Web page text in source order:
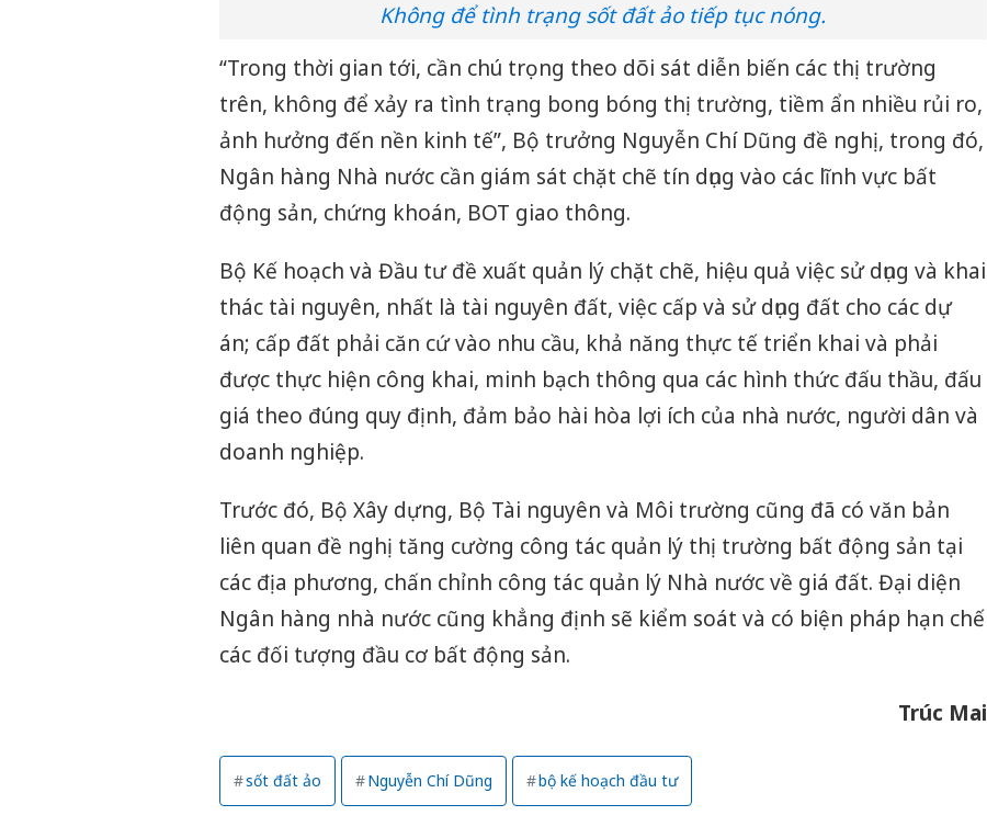
Không để tình trạng sốt đất ảo tiếp tục nóng.
“Trong thời gian tới, cần chú trọng theo dõi sát diễn biến các thị trường
trên, không để xảy ra tình trạng bong bóng thị trường, tiềm ẩn nhiều rủi ro,
ảnh hưởng đến nền kinh tế”, Bộ trưởng Nguyễn Chí Dũng đề nghị, trong đó,
Ngân hàng Nhà nước cần giám sát chặt chẽ tín dụng vào các lĩnh vực bất
động sản, chứng khoán, BOT giao thông.
Bộ Kế hoạch và Đầu tư đề xuất quản lý chặt chẽ, hiệu quả việc sử dụng và khai
thác tài nguyên, nhất là tài nguyên đất, việc cấp và sử dụng đất cho các dự
án; cấp đất phải căn cứ vào nhu cầu, khả năng thực tế triển khai và phải
được thực hiện công khai, minh bạch thông qua các hình thức đấu thầu, đấu
giá theo đúng quy định, đảm bảo hài hòa lợi ích của nhà nước, người dân và
doanh nghiệp.
Trước đó, Bộ Xây dựng, Bộ Tài nguyên và Môi trường cũng đã có văn bản
liên quan đề nghị tăng cường công tác quản lý thị trường bất động sản tại
các địa phương, chấn chỉnh công tác quản lý Nhà nước về giá đất. Đại diện
Ngân hàng nhà nước cũng khẳng định sẽ kiểm soát và có biện pháp hạn chế
các đối tượng đầu cơ bất động sản.
Trúc Mai
sốt đất ảo Nguyễn Chí Dũng bộ kế hoạch đầu tư